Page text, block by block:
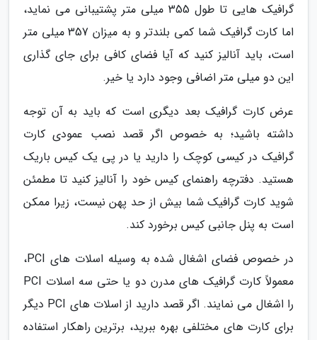
گرافیک هایی تا طول 355 میلی متر پشتیبانی می نماید،
اما کارت گرافیک شما کمی بلندتر و به میزان 357 میلی متر
است، باید آنالیز کنید که آیا فضای کافی برای جای گذاری
این دو میلی متر اضافی وجود دارد یا خیر.
عرض کارت گرافیک بعد دیگری است که باید به آن توجه
داشته باشید؛ به خصوص اگر قصد نصب عمودی کارت
گرافیک در کیسی کوچک را دارید یا در پی یک کیس باریک
هستید. دفترچه راهنمای کیس خود را آنالیز کنید تا مطمئن
شوید کارت گرافیک شما بیش از حد پهن نیست، زیرا ممکن
است به پنل جانبی کیس برخورد کند.
در خصوص فضای اشغال شده به وسیله اسلات های PCI،
معمولاً کارت گرافیک های مدرن دو یا حتی سه اسلات PCI
را اشغال می نمایند. اگر قصد دارید از اسلات های PCI دیگر
برای کارت های مختلفی بهره ببرید، برترین راهکار استفاده